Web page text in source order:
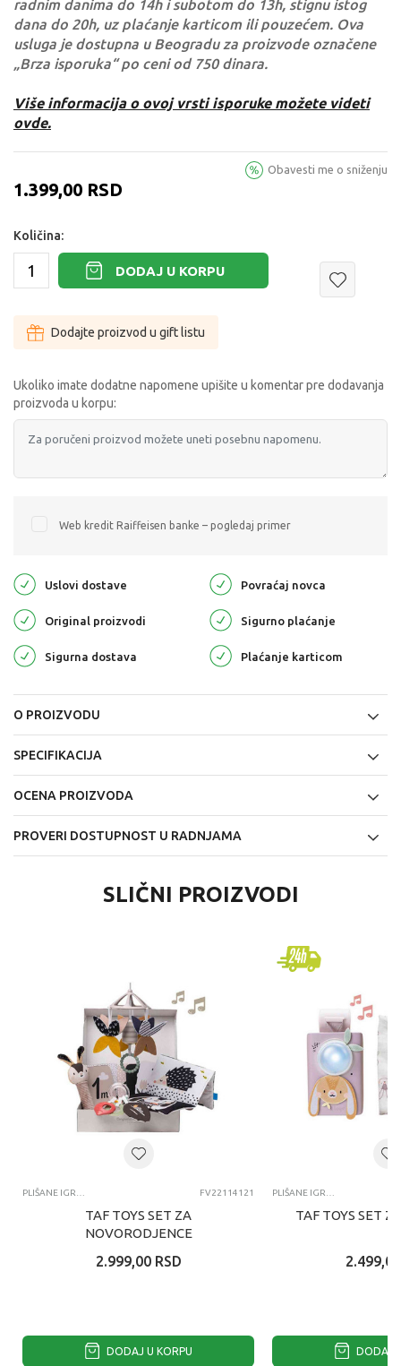
radnim danima do 14h i subotom do 13h, stignu istog
dana do 20h, uz plaćanje karticom ili pouzećem. Ova
usluga je dostupna u Beogradu za proizvode označene
„Brza isporuka“ po ceni od 750 dinara.
Više informacija o ovoj vrsti isporuke možete videti
ovde.
1.399,00 RSD
Obavesti me o sniženju
Količina:
DODAJ U KORPU
Dodajte proizvod u gift listu
Ukoliko imate dodatne napomene upišite u komentar pre dodavanja
proizvoda u korpu:
Web kredit Raiffeisen banke – pogledaj primer
Uslovi dostave Povraćaj novca
Original proizvodi Sigurno plaćanje
Sigurna dostava Plaćanje karticom
O PROIZVODU
SPECIFIKACIJA
OCENA PROIZVODA
PROVERI DOSTUPNOST U RADNJAMA
SLIČNI PROIZVODI
PLIŠANE IGRAČKE ZA BEBE FV22114121
TAF TOYS SET ZA
NOVORODJENCE
2.999,00 RSD
DODAJ U KORPU
PLIŠANE IGRAČKE ZA BEBE
TAF TOYS SET
2.499,00
DODAJ